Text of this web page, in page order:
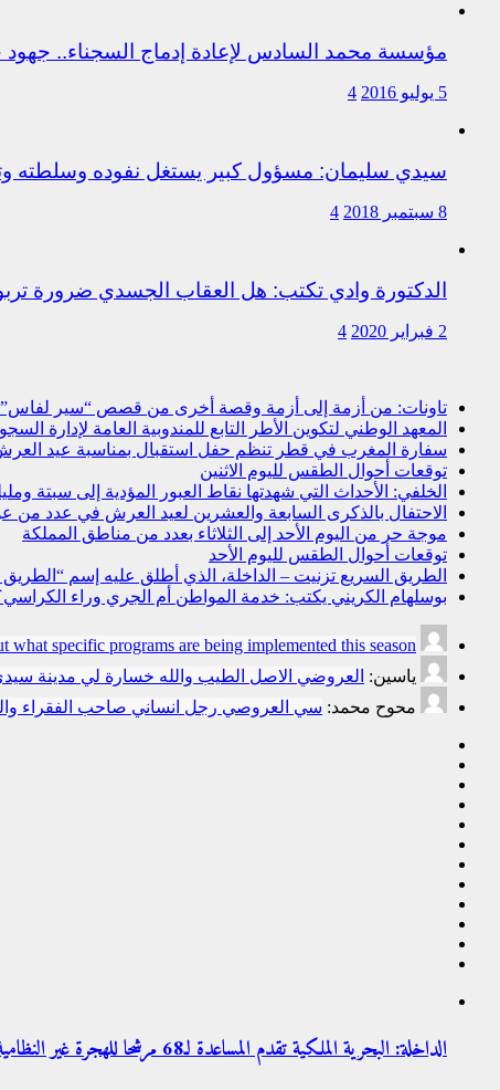
مؤسسة محمد السادس لإعادة إدماج السجناء.. جهود
5 يوليو 2016 4
سيدي سليمان: مسؤول كبير يستغل نفوده وسلطته
8 سبتمبر 2018 4
الدكتورة وادي تكتب: هل العقاب الجسدي ضرورة
2 فبراير 2020 4
تاونات: من أزمة إلى أزمة وقصة أخرى من قصص “سير
المعهد الوطني لتكوين الأطر التابع للمندوبية العامة لإدارة
سفارة المغرب في قطر تنظم حفل استقبال بمناسبة عيد
توقعات أحوال الطقس لليوم الاثنين
الخلفي: الأحداث التي شهدتها نقاط العبور المؤدية إلى سبتة
الاحتفال بالذكرى السابعة والعشرين لعيد العرش في عدد من
موجة حر من اليوم الأحد إلى الثلاثاء بعدد من مناطق المملكة
توقعات أحوال الطقس لليوم الأحد
الطريق السريع تزنيت – الداخلة، الذي أطلق عليه إسم “الطريق
بوسلهام الكريني يكتب: خدمة المواطن أم الجري وراء الكراسي؟
specific programs are being implemented this season.
ياسين: العروضي الاصل الطيب والله خسارة لي مدينة
محوح محمد: سي العروصي رجل انساني صاحب الفقراء
الداخلة: البحرية الملكية تقدم المساعدة لـ68 مرشحا للهجرة غير النظامية من إفريقيا جنوب الصحراء